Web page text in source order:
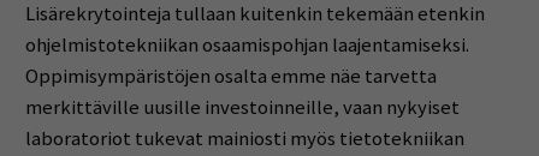
Lisärekrytointeja tullaan kuitenkin tekemään etenkin
ohjelmistotekniikan osaamispohjan laajentamiseksi.
Oppimisympäristöjen osalta emme näe tarvetta
merkittäville uusille investoinneille, vaan nykyiset
laboratoriot tukevat mainiosti myös tietotekniikan